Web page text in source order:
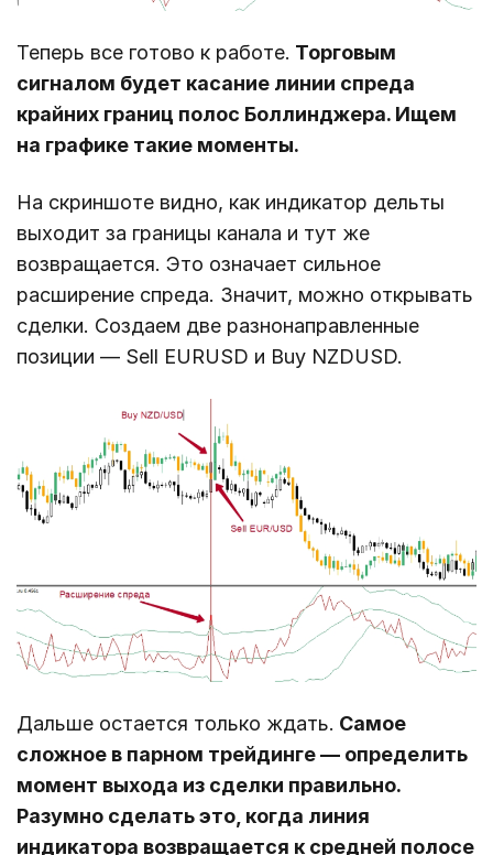
Теперь все готово к работе. Торговым
сигналом будет касание линии спреда
крайних границ полос Боллинджера. Ищем
на графике такие моменты.
На скриншоте видно, как индикатор дельты
выходит за границы канала и тут же
возвращается. Это означает сильное
расширение спреда. Значит, можно открывать
сделки. Создаем две разнонаправленные
позиции ― Sell EURUSD и Buy NZDUSD.
Дальше остается только ждать. Самое
сложное в парном трейдинге ― определить
момент выхода из сделки правильно.
Разумно сделать это, когда линия
индикатора возвращается к средней полосе